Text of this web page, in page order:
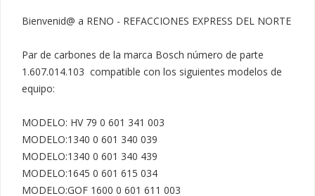
Bienvenid@ a RENO - REFACCIONES EXPRESS DEL NORTE
Par de carbones de la marca Bosch número de parte
1.607.014.103  compatible con los siguientes modelos de
equipo:
MODELO: HV 79 0 601 341 003
MODELO:1340 0 601 340 039
MODELO:1340 0 601 340 439
MODELO:1645 0 601 615 034
MODELO:GOF 1600 0 601 611 003